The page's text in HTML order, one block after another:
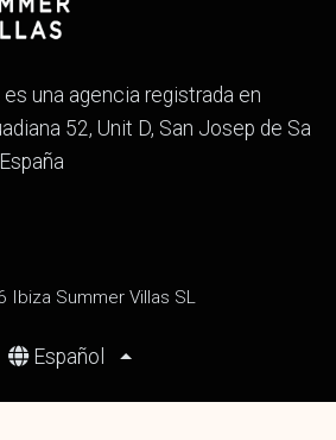
una agencia registrada en
52, Unit D, San Josep de Sa
Ibiza Summer Villas SL
Español